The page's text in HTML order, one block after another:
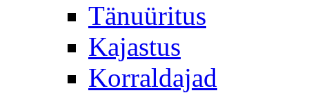
Tänuüritus
Kajastus
Korraldajad